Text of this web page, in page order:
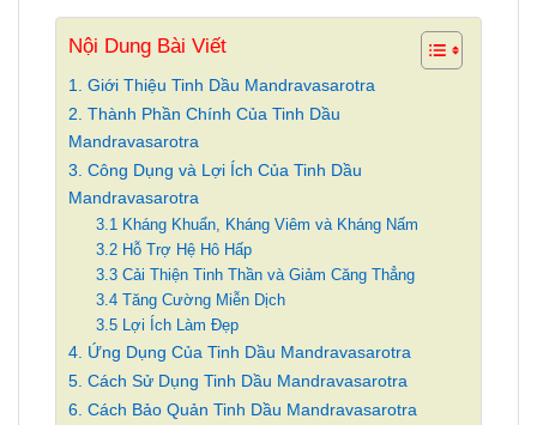
Nội Dung Bài Viết
1. Giới Thiệu Tinh Dầu Mandravasarotra
2. Thành Phần Chính Của Tinh Dầu
Mandravasarotra
3. Công Dụng và Lợi Ích Của Tinh Dầu
Mandravasarotra
3.1 Kháng Khuẩn, Kháng Viêm và Kháng Nấm
3.2 Hỗ Trợ Hệ Hô Hấp
3.3 Cải Thiện Tinh Thần và Giảm Căng Thẳng
3.4 Tăng Cường Miễn Dịch
3.5 Lợi Ích Làm Đẹp
4. Ứng Dụng Của Tinh Dầu Mandravasarotra
5. Cách Sử Dụng Tinh Dầu Mandravasarotra
6. Cách Bảo Quản Tinh Dầu Mandravasarotra